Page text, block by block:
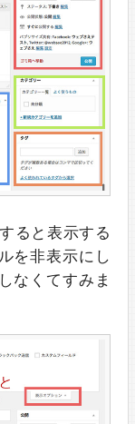
ると表示する
を非表示にし
なくてすみま